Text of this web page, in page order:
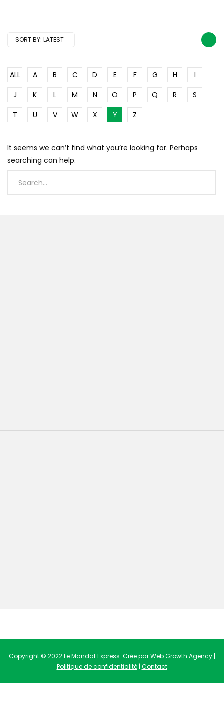
SORT BY: LATEST
ALL A B C D E F G H
I
J
K L M N O P Q R
S
T
U V W X Y Z
It seems we can’t find what you’re looking for. Perhaps
searching can help.
Copyright © 2022 Le Mandat Express. Crée par Web Growth Agency |
Politique de confidentialité| Contact